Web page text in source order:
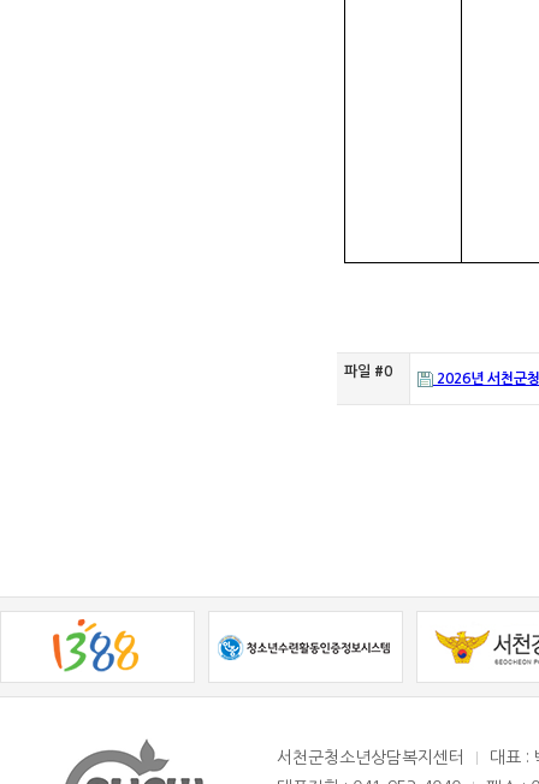
파일 #0 2026년 서천군
서천군청소년상담복지센터
대표 :